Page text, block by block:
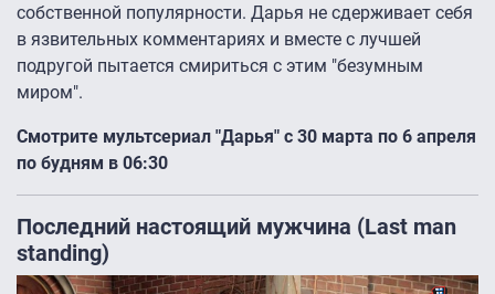
собственной популярности. Дарья не сдерживает себя
в язвительных комментариях и вместе с лучшей
подругой пытается смириться с этим "безумным
миром".
Смотрите мультсериал "Дарья" с 30 марта по 6 апреля
по будням в 06:30
Последний настоящий мужчина (Last man
standing)